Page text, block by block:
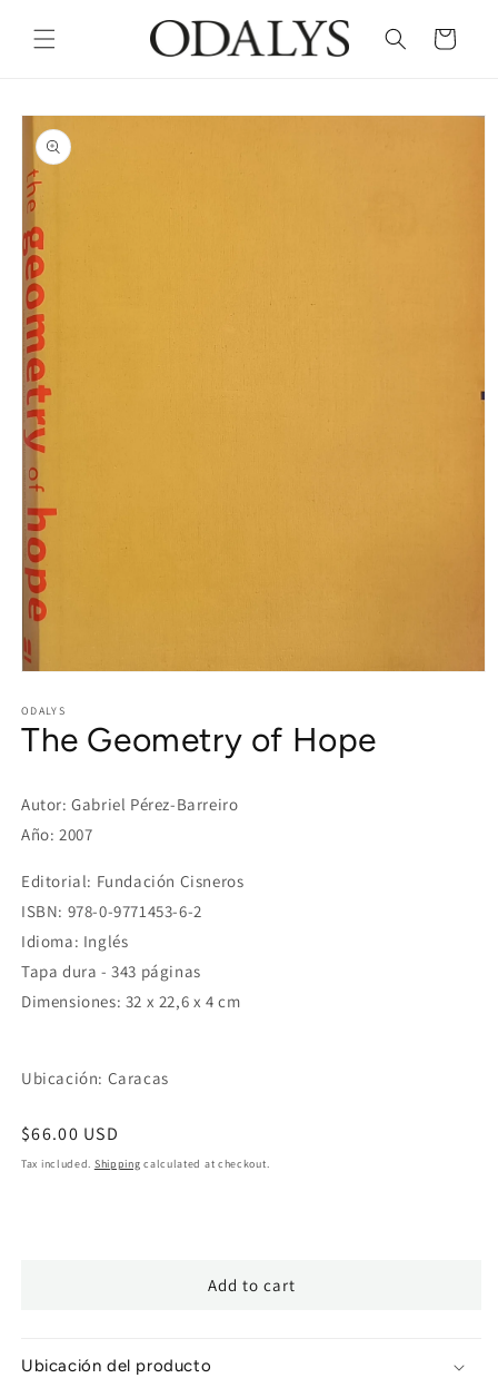
content
Cart
Skip to
product
information
1
in
modal
ODALYS
The Geometry of Hope
Autor: Gabriel Pérez-Barreiro
Año: 2007
Editorial: Fundación Cisneros
ISBN: 978-0-9771453-6-2
Idioma: Inglés
Tapa dura - 343 páginas
Dimensiones: 32 x 22,6 x 4 cm
Ubicación: Caracas
Regular
price
$66.00 USD
Tax included. Shipping calculated at checkout.
Add to cart
Ubicación del producto